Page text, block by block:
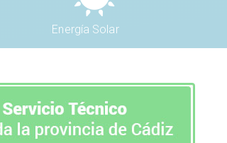
Energía Solar